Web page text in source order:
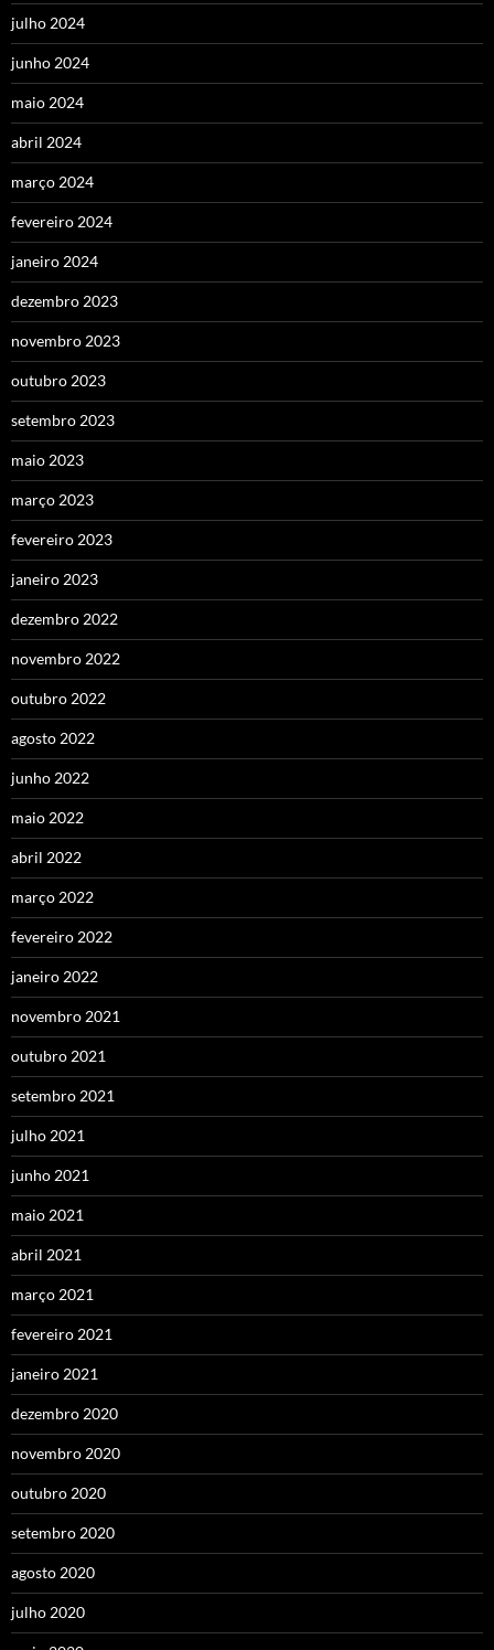
julho 2024
junho 2024
maio 2024
abril 2024
março 2024
fevereiro 2024
janeiro 2024
dezembro 2023
novembro 2023
outubro 2023
setembro 2023
maio 2023
março 2023
fevereiro 2023
janeiro 2023
dezembro 2022
novembro 2022
outubro 2022
agosto 2022
junho 2022
maio 2022
abril 2022
março 2022
fevereiro 2022
janeiro 2022
novembro 2021
outubro 2021
setembro 2021
julho 2021
junho 2021
maio 2021
abril 2021
março 2021
fevereiro 2021
janeiro 2021
dezembro 2020
novembro 2020
outubro 2020
setembro 2020
agosto 2020
julho 2020